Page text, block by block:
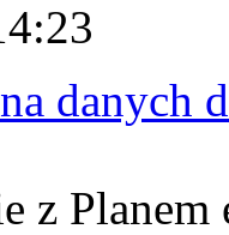
danych
z